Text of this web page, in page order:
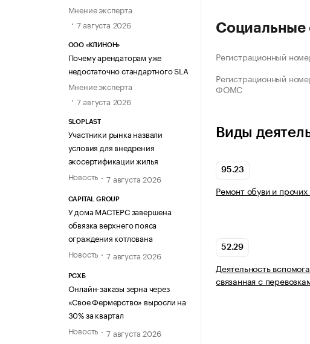
Мнение эксперта
7 августа 2026
ООО «КЛИНОН»
Почему арендаторам уже
недостаточно стандартного SLA
Мнение эксперта
7 августа 2026
SLOPLAST
Участники рынка назвали
условия для внедрения
экосертификации жилья
Новость
7 августа 2026
CAPITAL GROUP
У дома МАСТЕРС завершена
обвязка верхнего пояса
ограждения котлована
Новость
7 августа 2026
РСХБ
Онлайн-заказы зерна через
«Свое Фермерство» выросли на
30% за квартал
Новость
7 августа 2026
Регистрационный
Регистрационный
ФОМС
Виды
95.23
Ремонт обуви и
52.29
Деятельность
связанная с